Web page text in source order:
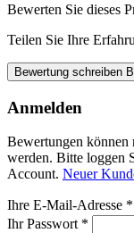
Bewerten Sie dieses
Teilen Sie Ihre
Bewertung schreiben
Anmelden
Bewertungen können
werden. Bitte loggen
Account. Neuer
Ihre E-Mail-Adresse *
Ihr Passwort *